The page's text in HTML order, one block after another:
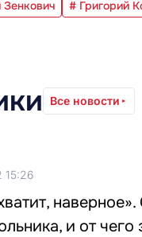
# Григорий
Все новости
15:26
и от чего